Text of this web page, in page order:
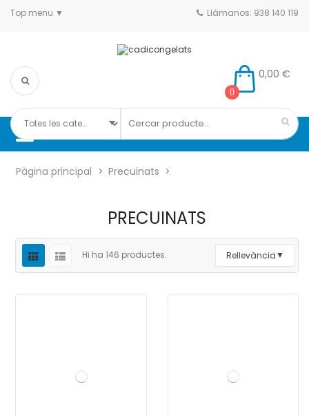
Top menu Llámanos: 938 140 119
0
0,00 €
Pàgina principal Precuinats
PRECUINATS
Hi ha 146 productes. Rellevància